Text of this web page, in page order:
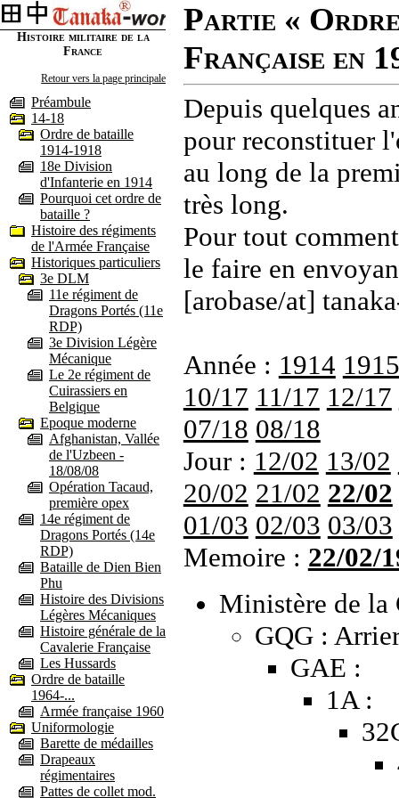
Histoire militaire de la
France
Retour vers la page principale
Préambule
14-18
Ordre de bataille
1914-1918
18e Division
d'Infanterie en 1914
Pourquoi cet ordre de
bataille ?
Histoire des régiments
de l'Armée Française
Historiques particuliers
3e DLM
11e régiment de
Dragons Portés (11e
RDP)
3e Division Légère
Mécanique
Le 2e régiment de
Cuirassiers en
Belgique
Epoque moderne
Afghanistan, Vallée
de l'Uzbeen -
18/08/08
Opération Tacaud,
première opex
14e régiment de
Dragons Portés (14e
RDP)
Bataille de Dien Bien
Phu
Histoire des Divisions
Légères Mécaniques
Histoire générale de la
Cavalerie Française
Les Hussards
Ordre de bataille
1964-...
Armée française 1960
Uniformologie
Barette de médailles
Drapeaux
régimentaires
Pattes de collet mod.
Partie «
Française en
Depuis quelques
pour reconstituer
au long de la
très long.
Pour tout
le faire en
[arobase/at]
Année : 1914 1915
10/17 11/17 12/17
07/18 08/18
Jour : 12/02 13/02
20/02 21/02 22/02
01/03 02/03 03/03
Memoire : 22/02/
Ministère de la
GQG :
GAE :
1A :